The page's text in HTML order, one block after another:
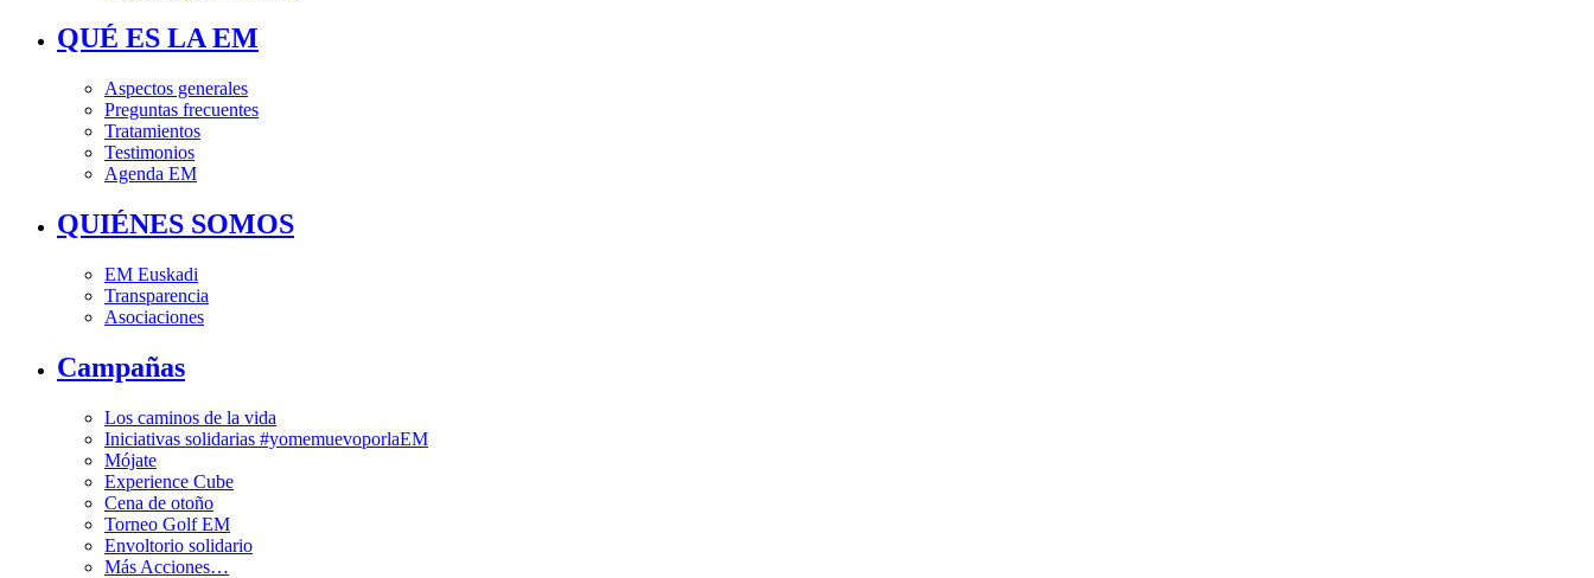
QUÉ ES LA EM
Aspectos generales
Preguntas frecuentes
Tratamientos
Testimonios
Agenda EM
QUIÉNES SOMOS
EM Euskadi
Transparencia
Asociaciones
Campañas
Los caminos de la vida
Iniciativas solidarias #yomemuevoporlaEM
Mójate
Experience Cube
Cena de otoño
Torneo Golf EM
Envoltorio solidario
Más Acciones…